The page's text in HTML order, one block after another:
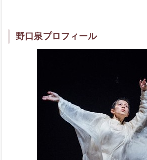
野口泉プロフィール